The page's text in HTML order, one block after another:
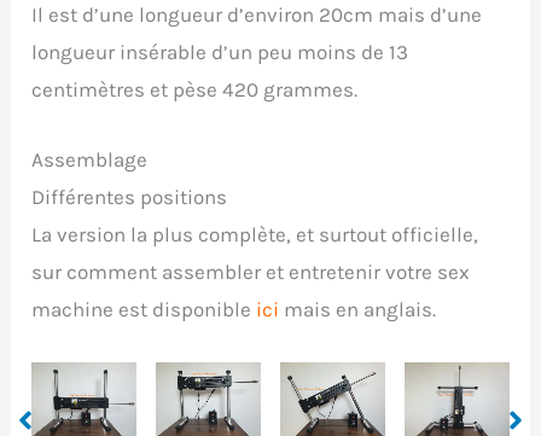
Il est d’une longueur d’environ 20cm mais d’une
longueur insérable d’un peu moins de 13
centimètres et pèse 420 grammes.
Assemblage
Différentes positions
La version la plus complète, et surtout officielle,
sur comment assembler et entretenir votre sex
machine est disponible ici mais en anglais.
Aucune
légende
Position
Standing
CowGirl /
CowBoy
En
Missionnaire